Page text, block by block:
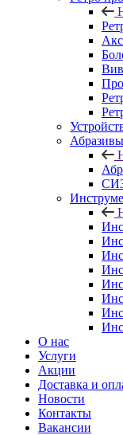
Абразивы
О нас
Услуги
Акции
Доставка и
Новости
Контакты
Вакансии